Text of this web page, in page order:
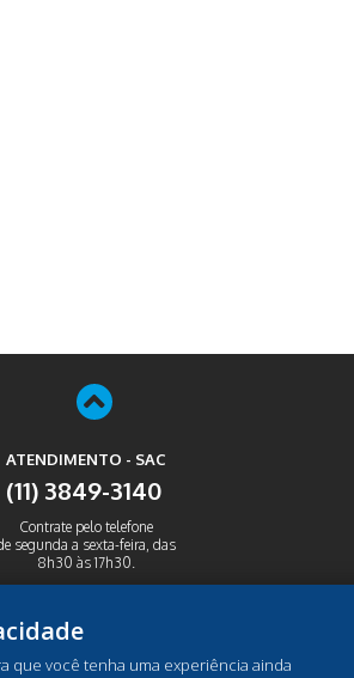
ATENDIMENTO - SAC
(11) 3849-3140
Contrate pelo telefone
segunda a sexta-feira, das
8h30 às 17h30.
que você tenha uma experiência ainda